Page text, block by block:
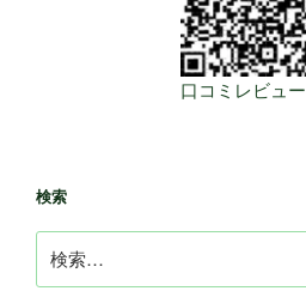
口コミレビュー
検索
索: